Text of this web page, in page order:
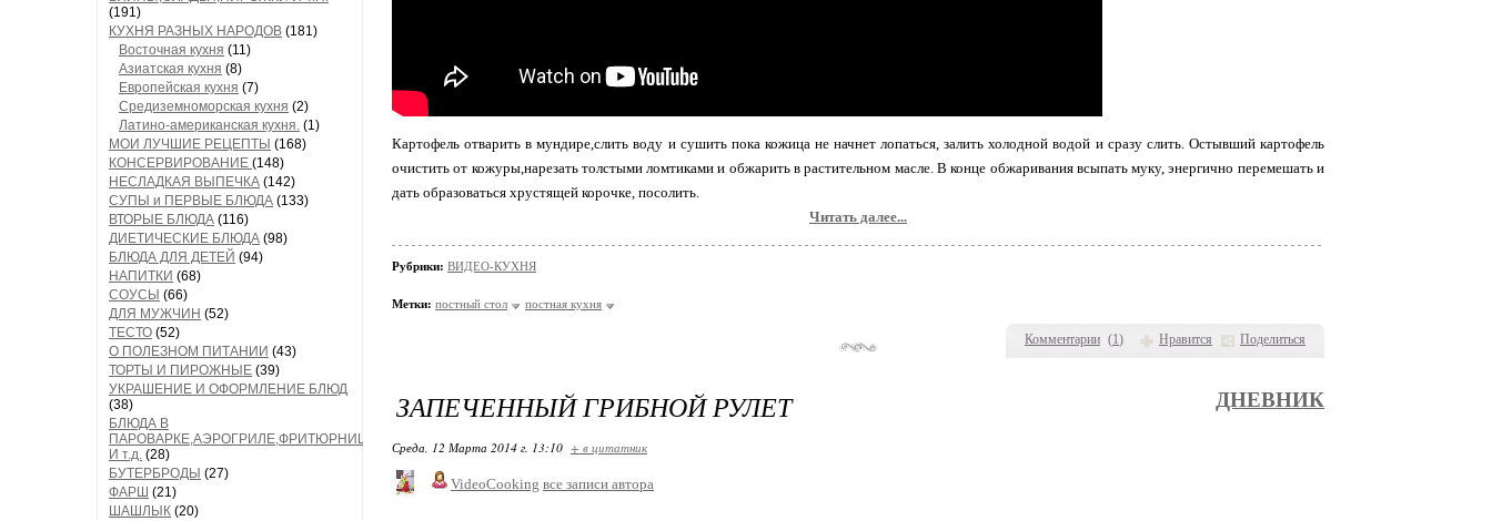
(191)
КУХНЯ РАЗНЫХ НАРОДОВ (181)
Восточная кухня (11)
Азиатская кухня (8)
Европейская кухня (7)
Средиземноморская кухня (2)
Латино-американская кухня. (1)
МОИ ЛУЧШИЕ РЕЦЕПТЫ (168)
КОНСЕРВИРОВАНИЕ (148)
НЕСЛАДКАЯ ВЫПЕЧКА (142)
СУПЫ и ПЕРВЫЕ БЛЮДА (133)
ВТОРЫЕ БЛЮДА (116)
ДИЕТИЧЕСКИЕ БЛЮДА (98)
БЛЮДА ДЛЯ ДЕТЕЙ (94)
НАПИТКИ (68)
СОУСЫ (66)
ДЛЯ МУЖЧИН (52)
ТЕСТО (52)
О ПОЛЕЗНОМ ПИТАНИИ (43)
ТОРТЫ И ПИРОЖНЫЕ (39)
УКРАШЕНИЕ И ОФОРМЛЕНИЕ БЛЮД
(38)
БЛЮДА В
ПАРОВАРКЕ,АЭРОГРИЛЕ,ФРИТЮРНИЦЕ
И т.д. (28)
БУТЕРБРОДЫ (27)
ФАРШ (21)
ШАШЛЫК (20)
Комментарии (1) Нравится Поделиться
Картофель отварить в мундире,слить воду и сушить пока кожица не начнет лопаться, залить холодной водой и сразу слить. Остывший картофель
очистить от кожуры,нарезать толстыми ломтиками и обжарить в растительном масле. В конце обжаривания всыпать муку, энергично перемешать и
дать образоваться хрустящей корочке, посолить.
Читать далее...
Рубрики: ВИДЕО-КУХНЯ
Метки: постный стол постная кухня
ЗАПЕЧЕННЫЙ ГРИБНОЙ РУЛЕТ ДНЕВНИК
Среда, 12 Марта 2014 г. 13:10 + в цитатник
VideoCooking все записи автора